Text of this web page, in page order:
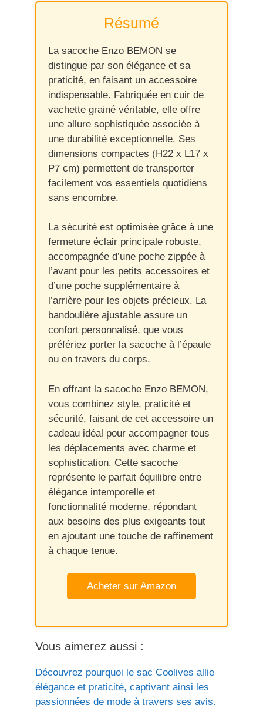
Résumé
La sacoche Enzo BEMON se
distingue par son élégance et sa
praticité, en faisant un accessoire
indispensable. Fabriquée en cuir de
vachette grainé véritable, elle offre
une allure sophistiquée associée à
une durabilité exceptionnelle. Ses
dimensions compactes (H22 x L17 x
P7 cm) permettent de transporter
facilement vos essentiels quotidiens
sans encombre.
La sécurité est optimisée grâce à une
fermeture éclair principale robuste,
accompagnée d’une poche zippée à
l’avant pour les petits accessoires et
d’une poche supplémentaire à
l’arrière pour les objets précieux. La
bandoulière ajustable assure un
confort personnalisé, que vous
préfériez porter la sacoche à l’épaule
ou en travers du corps.
En offrant la sacoche Enzo BEMON,
vous combinez style, praticité et
sécurité, faisant de cet accessoire un
cadeau idéal pour accompagner tous
les déplacements avec charme et
sophistication. Cette sacoche
représente le parfait équilibre entre
élégance intemporelle et
fonctionnalité moderne, répondant
aux besoins des plus exigeants tout
en ajoutant une touche de raffinement
à chaque tenue.
Acheter sur Amazon
Vous aimerez aussi :
Découvrez pourquoi le sac Coolives allie
élégance et praticité, captivant ainsi les
passionnées de mode à travers ses avis.